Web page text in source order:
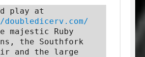
majestic Ruby
the Southfork
and the large